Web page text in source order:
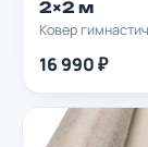
2×2 м
16 990 ₽